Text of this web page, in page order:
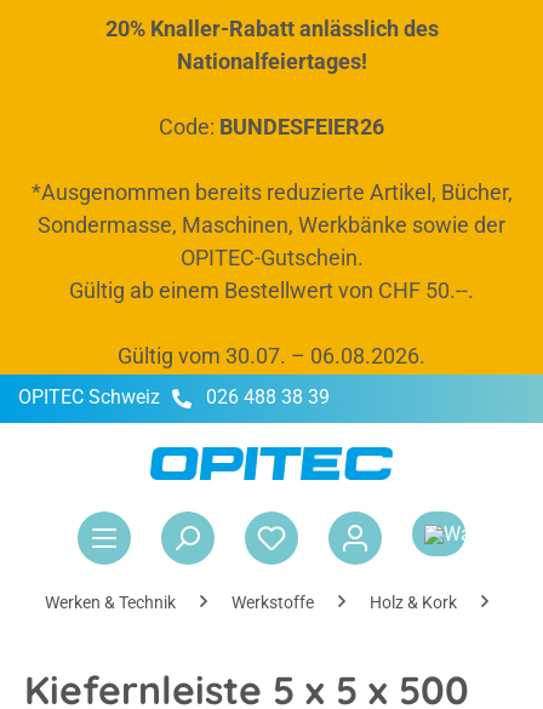
springen20% Knaller-Rabatt anlässlich des
Nationalfeiertages!
Code: BUNDESFEIER26
*Ausgenommen bereits reduzierte Artikel, Bücher,
Sondermasse, Maschinen, Werkbänke sowie der
OPITEC-Gutschein.
Gültig ab einem Bestellwert von CHF 50.--.
Gültig vom 30.07. – 06.08.2026.
OPITEC Schweiz 026 488 38 39
Werken & Technik Werkstoffe Holz & Kork
Kiefernleiste 5 x 5 x 500